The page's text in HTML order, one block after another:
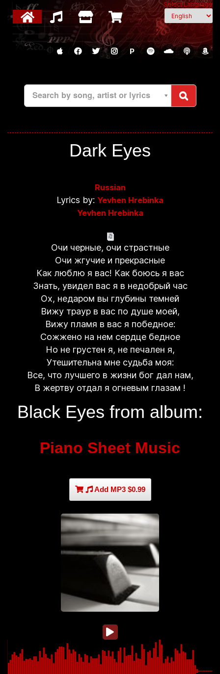
Select Language
P
Search by song, artist or lyrics
Dark Eyes
Russian
Lyrics by: Yevhen Hrebinka
Yevhen Hrebinka
Очи черные, очи страстные
Очи жгучие и прекрасные
Как люблю я вас! Как боюсь я вас
Знать, увидел вас я в недобрый час
Ох, недаром вы глубины темней
Вижу траур в вас по душе моей,
Вижу пламя в вас я победное:
Сожжено на нем сердце бедное
Но не грустен я, не печален я,
Утешительна мне судьба моя:
Все, что лучшего в жизни бог дал нам,
В жертву отдал я огневым глазам !
Black Eyes from album:
Piano Sheet Music
Add MP3 $0.99